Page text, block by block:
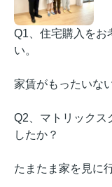
Q1、住宅購入をお
い。
家賃がもったいな
Q2、マトリックス
したか？
たまたま家を見に